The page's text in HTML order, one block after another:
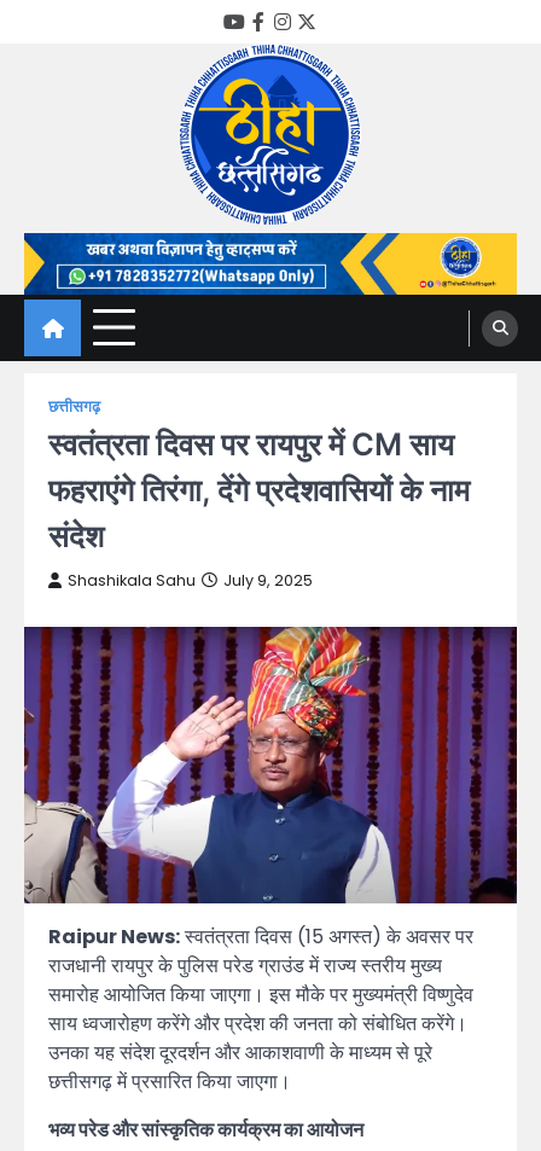
YouTube
Facebook
Instagram
Twitter
Thiha Chhattisgarh
गोठ जन-जन के
छत्तीसगढ़
स्वतंत्रता दिवस पर रायपुर में CM साय
फहराएंगे तिरंगा, देंगे प्रदेशवासियों के नाम
संदेश
Shashikala Sahu July 9, 2025
Raipur News:स्वतंत्रता दिवस (15 अगस्त) के अवसर पर
राजधानी रायपुर के पुलिस परेड ग्राउंड में राज्य स्तरीय मुख्य
समारोह आयोजित किया जाएगा। इस मौके पर मुख्यमंत्री विष्णुदेव
साय ध्वजारोहण करेंगे और प्रदेश की जनता को संबोधित करेंगे।
उनका यह संदेश दूरदर्शन और आकाशवाणी के माध्यम से पूरे
छत्तीसगढ़ में प्रसारित किया जाएगा।
भव्य परेड और सांस्कृतिक कार्यक्रम का आयोजन